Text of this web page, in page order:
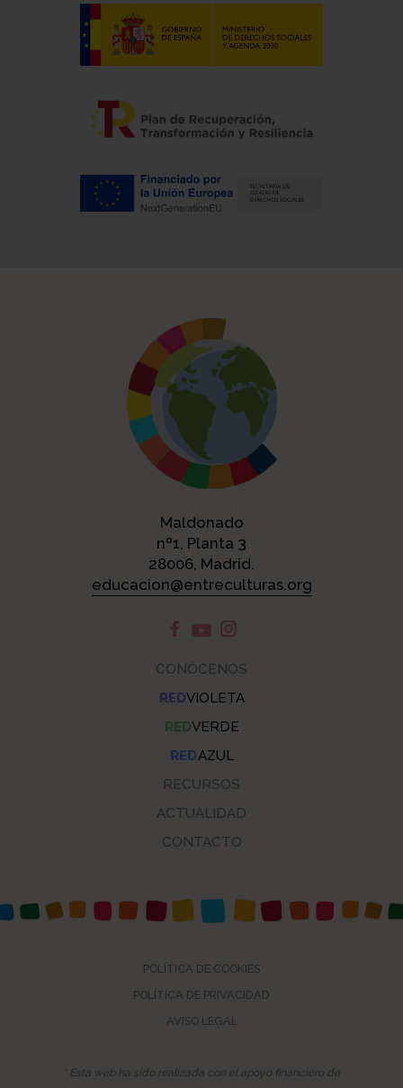
Maldonado
nº1, Planta 3
28006, Madrid.
educacion@entreculturas.org
CONÓCENOS
REDVIOLETA
REDVERDE
REDAZUL
RECURSOS
ACTUALIDAD
CONTACTO
POLÍTICA DE COOKIES
POLÍTICA DE PRIVACIDAD
AVISO LEGAL
* Esta web ha sido realizada con el apoyo financiero de